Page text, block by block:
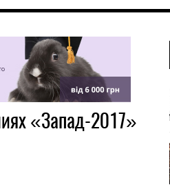
«Запад-2017»